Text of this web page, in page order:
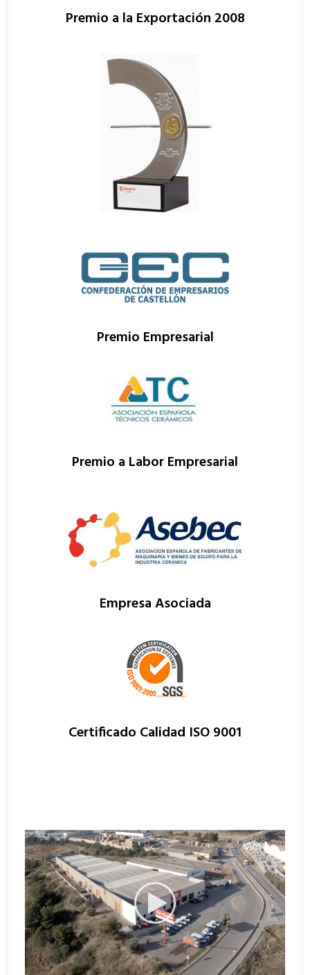
Premio a la Exportación 2008
Premio Empresarial
Premio a Labor Empresarial
Empresa Asociada
Certificado Calidad ISO 9001